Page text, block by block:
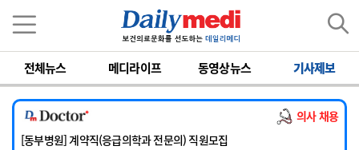
전체뉴스 메디라이프 동영상뉴스 기사제보
의사 채용
[서울아산병원] 2026년 하반기 인턴 모집
[영남대학교의료원] 마취통증의학과 임기제 임상의사 채용
[충남대학교병원] 소아청소년과(소아응급전담) 계약직 의사 공개채용
[동부병원] 계약직(응급의학과 전문의) 직원모집